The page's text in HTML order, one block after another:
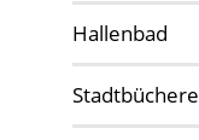
Hallenbad